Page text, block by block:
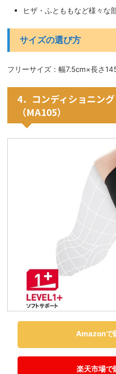
ヒザ・ふとももなど様々な
サイズの選び方
フリーサイズ：幅7.5cm×長さ
4．コンディショニン
（MA105）
Amazonで
楽天市場で